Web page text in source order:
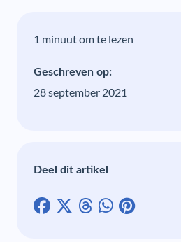
1 minuut om te lezen
Geschreven op:
28 september 2021
Deel dit artikel